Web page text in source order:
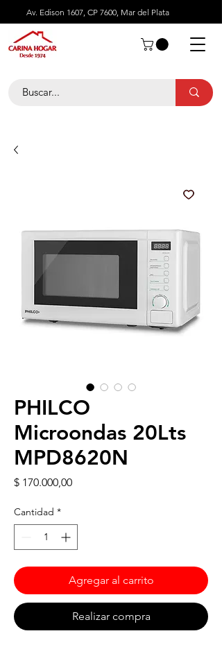
Av. Edison 1607, CP 7600, Mar del Plata
PHILCO
Microondas 20Lts
MPD8620N
$ 170.000,00Precio
Cantidad *
Agregar al carrito
Realizar compra